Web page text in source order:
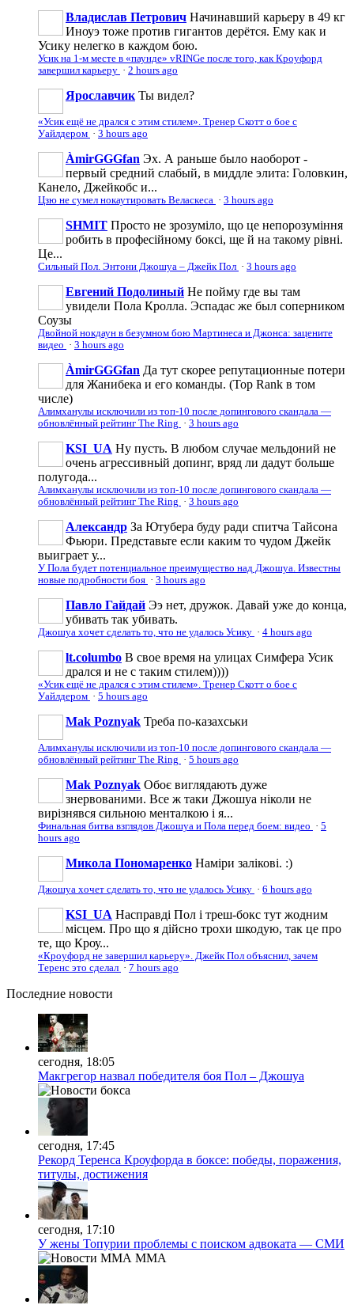
Владислав Петрович Начинавший карьеру в 49 кг
Иноуэ тоже против гигантов дерётся. Ему как и
Усику нелегко в каждом бою.
Усик на 1-м месте в «паунде» vRINGe после того, как Кроуфорд
завершил карьеру · 2 hours ago
Ярославчик Ты видел?
«Усик ещё не дрался с этим стилем». Тренер Скотт о бое с
Уайлдером · 3 hours ago
ÀmirGGGfan Эх. А раньше было наоборот -
первый средний слабый, в миддле элита: Головкин,
Канело, Джейкобс и...
Цзю не сумел нокаутировать Веласкеса · 3 hours ago
SHMIT Просто не зрозуміло, що це непорозуміння
робить в професійному боксі, ще й на такому рівні.
Це...
Сильный Пол. Энтони Джошуа – Джейк Пол · 3 hours ago
Евгений Подолиный Не пойму где вы там
увидели Пола Кролла. Эспадас же был соперником
Соузы
Двойной нокдаун в безумном бою Мартинеса и Джонса: зацените
видео · 3 hours ago
ÀmirGGGfan Да тут скорее репутационные потери
для Жанибека и его команды. (Top Rank в том
числе)
Алимханулы исключили из топ-10 после допингового скандала —
обновлённый рейтинг The Ring · 3 hours ago
KSI_UA Ну пусть. В любом случае мельдоний не
очень агрессивньій допинг, вряд ли дадут больше
полугода...
Алимханулы исключили из топ-10 после допингового скандала —
обновлённый рейтинг The Ring · 3 hours ago
Александр За Ютубера буду ради спитча Тайсона
Фьюри. Представьте если каким то чудом Джейк
выиграет у...
У Пола будет потенциальное преимущество над Джошуа. Известны
новые подробности боя · 3 hours ago
Павло Гайдай Ээ нет, дружок. Давай уже до конца,
убивать так убивать.
Джошуа хочет сделать то, что не удалось Усику · 4 hours ago
lt.columbo В свое время на улицах Симфера Усик
дрался и не с таким стилем))))
«Усик ещё не дрался с этим стилем». Тренер Скотт о бое с
Уайлдером · 5 hours ago
Mak Poznyak Треба по-казахськи
Алимханулы исключили из топ-10 после допингового скандала —
обновлённый рейтинг The Ring · 5 hours ago
Mak Poznyak Обоє виглядають дуже
знервованими. Все ж таки Джошуа ніколи не
вирізнявся сильною менталкою і я...
Финальная битва взглядов Джошуа и Пола перед боем: видео · 5
hours ago
Микола Пономаренко Наміри залікові. :)
Джошуа хочет сделать то, что не удалось Усику · 6 hours ago
KSI_UA Насправді Пол і треш-бокс тут жодним
місцем. Про що я дійсно трохи шкодую, так це про
те, що Кроу...
«Кроуфорд не завершил карьеру». Джейк Пол объяснил, зачем
Теренс это сделал · 7 hours ago
Последние новости
сегодня, 18:05
Макгрегор назвал победителя боя Пол – Джошуа
сегодня, 17:45
Рекорд Теренса Кроуфорда в боксе: победы, поражения,
титулы, достижения
сегодня, 17:10
У жены Топурии проблемы с поиском адвоката — СМИ
MMA